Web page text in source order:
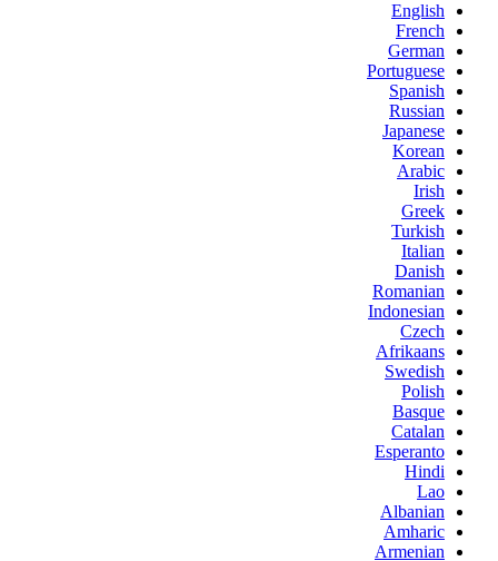
English
French
German
Portuguese
Spanish
Russian
Japanese
Korean
Arabic
Irish
Greek
Turkish
Italian
Danish
Romanian
Indonesian
Czech
Afrikaans
Swedish
Polish
Basque
Catalan
Esperanto
Hindi
Lao
Albanian
Amharic
Armenian